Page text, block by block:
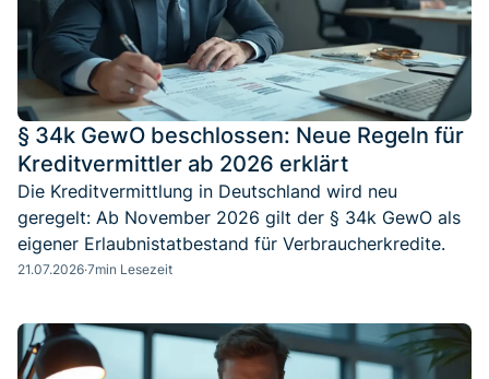
§ 34k GewO beschlossen: Neue Regeln für
Kreditvermittler ab 2026 erklärt
Die Kreditvermittlung in Deutschland wird neu
geregelt: Ab November 2026 gilt der § 34k GewO als
eigener Erlaubnistatbestand für Verbraucherkredite.
21.07.2026·7min Lesezeit